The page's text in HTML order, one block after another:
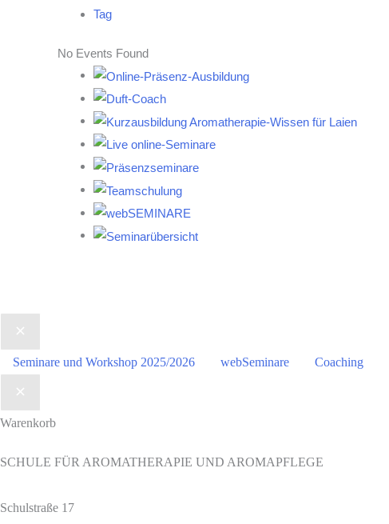
Tag
No Events Found
Seminare und Workshop 2025/2026 webSeminare Coaching
Warenkorb
SCHULE FÜR AROMATHERAPIE UND AROMAPFLEGE
Schulstraße 17